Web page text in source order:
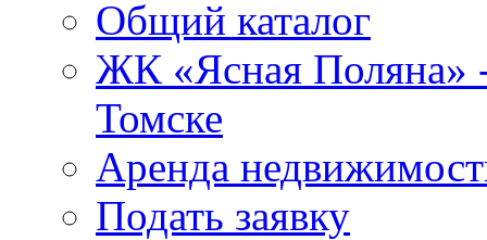
Общий каталог
ЖК «Ясная Поляна»
Томске
Аренда
Подать заявку